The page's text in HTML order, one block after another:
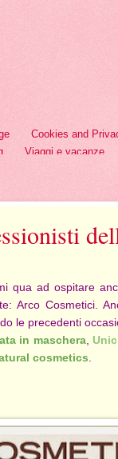
Cookies and
Viaggi e vacanze
qua ad ospitare
Arco Cosmetici.
le precedenti
in maschera,
cosmetics